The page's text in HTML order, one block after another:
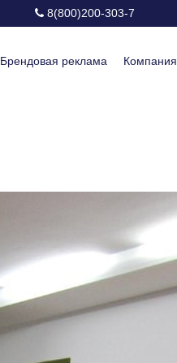
8(800)200-303-7
Брендовая реклама Компания